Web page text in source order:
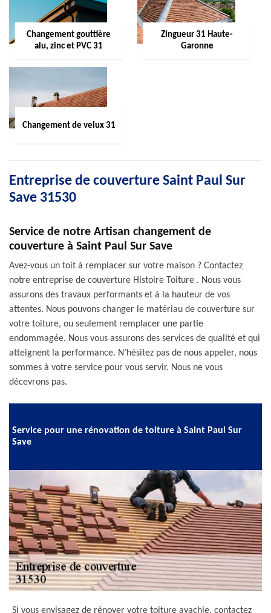
Changement gouttière
alu, zinc et PVC 31
Zingueur 31 Haute-
Garonne
Changement de velux 31
Entreprise de couverture Saint Paul Sur
Save 31530
Service de notre Artisan changement de
couverture à Saint Paul Sur Save
Avez-vous un toit à remplacer sur votre maison ? Contactez
notre entreprise de couverture Histoire Toiture . Nous vous
assurons des travaux performants et à la hauteur de vos
attentes. Nous pouvons changer le matériau de couverture sur
votre toiture, ou seulement remplacer une partie
endommagée. Nous vous assurons des services de qualité et qui
atteignent la performance. N’hésitez pas de nous appeler, nous
sommes à votre service pour vous servir. Nous ne vous
décevrons pas.
Service pour une rénovation de toiture à Saint Paul Sur
Save
Si vous envisagez de rénover votre toiture avachie, contactez